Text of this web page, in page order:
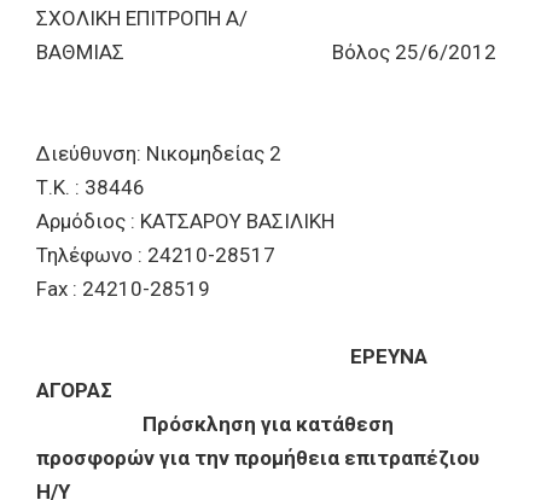
ΣΧΟΛΙΚΗ ΕΠΙΤΡΟΠΗ Α/
ΒΑΘΜΙΑΣ Βόλος 25/6/2012
Διεύθυνση: Νικομηδείας 2
Τ.Κ. : 38446
Αρμόδιος : ΚΑΤΣΑΡΟΥ ΒΑΣΙΛΙΚΗ
Τηλέφωνο : 24210-28517
Fax : 24210-28519
ΕΡΕΥΝΑ
ΑΓΟΡΑΣ
Πρόσκληση για κατάθεση
προσφορών για την προμήθεια επιτραπέζιου
Η/Υ